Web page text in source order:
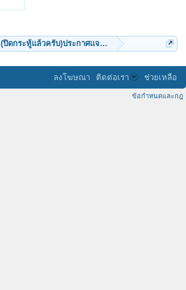
(ปิดกระทู้แล้วครับ)ประกาศแจกชุดเหรียญทำน้ำมนต์
ลงโฆษณา ติดต่อเรา ช่วยเหลือ
ข้อกำหนดและกฎ